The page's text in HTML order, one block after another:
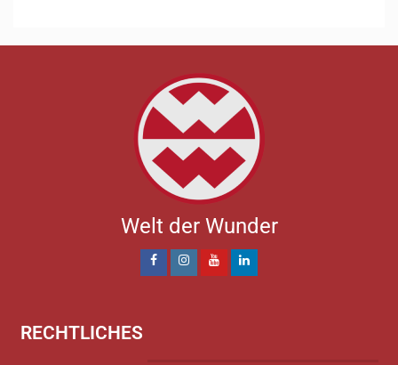
Welt der Wunder
RECHTLICHES